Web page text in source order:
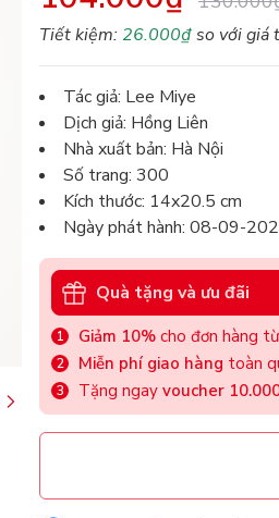
Tiết kiệm: 26.000₫so với giá
Tác giả: Lee Miye
Dịch giả: Hồng Liên
Nhà xuất bản: Hà Nội
Số trang: 300
Kích thước: 14x20.5 cm
Ngày phát hành: 08-09-
Quà tặng và ưu đãi
Giảm 10% cho đơn hàng
Miễn phí giao hàng toàn
Tặng ngay voucher